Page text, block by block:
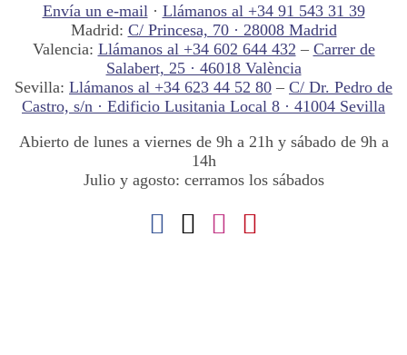
Envía un e-mail · Llámanos al +34 91 543 31 39
Madrid: C/ Princesa, 70 · 28008 Madrid
Valencia: Llámanos al +34 602 644 432 – Carrer de
Salabert, 25 · 46018 València
Sevilla: Llámanos al +34 623 44 52 80 – C/ Dr. Pedro de
Castro, s/n · Edificio Lusitania Local 8 · 41004 Sevilla
Abierto de lunes a viernes de 9h a 21h y sábado de 9h a
14h
Julio y agosto: cerramos los sábados